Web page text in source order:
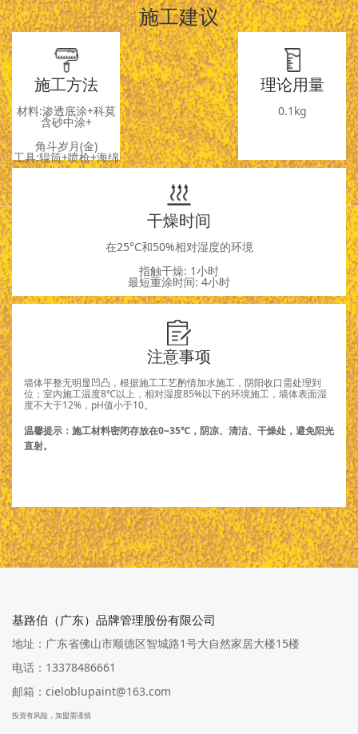
施工建议
施工方法
材料:渗透底涂+科莫
含砂中涂+
角斗岁月(金)
工具:辊筒+喷枪+海绵
理论用量
0.1kg
干燥时间
在25°C和50%相对湿度的环境
指触干燥: 1小时
最短重涂时间: 4小时
注意事项
墙体平整无明显凹凸，根据施工工艺酌情加水施工，阴阳收口需处理到
位；室内施工温度8℃以上，相对湿度85%以下的环境施工，墙体表面湿
度不大于12%，pH值小于10。
温馨提示：施工材料密闭存放在0~35℃，阴凉、清洁、干燥处，避免阳光
直射。
基路伯（广东）品牌管理股份有限公司
地址：广东省佛山市顺德区智城路1号大自然家居大楼15楼
电话：13378486661
邮箱：cieloblupaint@163.com
投资有风险，加盟需谨慎